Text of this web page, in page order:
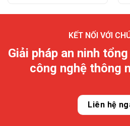
KẾT NỐI VỚI
Giải pháp an ninh
công nghệ thông
Liên hệ